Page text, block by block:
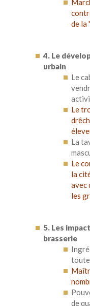
de la
4. Le
urbain
Le
Le
La
Le
la
avec
les
5. Les
brasserie
toute
de